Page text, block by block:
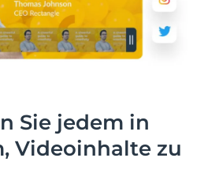
Sie jedem in
Videoinhalte zu